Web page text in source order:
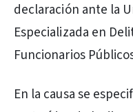
declaración ante la
Especializada en
Funcionarios
En la causa se